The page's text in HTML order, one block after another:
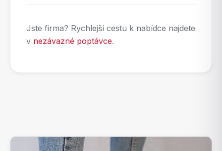
Jste firma? Rychlejší cestu k nabídce najdete
v nezávazné poptávce.